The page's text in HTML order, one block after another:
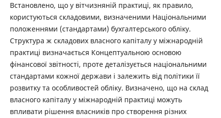
Встановлено, що у вітчизняній практиці, як правило,
користуються складовими, визначеними Національними
положеннями (стандартами) бухгалтерського обліку.
Структура ж складових власного капіталу у міжнародній
практиці визначається Концептуальною основою
фінансової звітності, проте деталізується національними
стандартами кожної держави і залежить від політики її
розвитку та особливостей обліку. Визначено, що на склад
власного капіталу у міжнародній практиці можуть
впливати рішення власників про створення різних